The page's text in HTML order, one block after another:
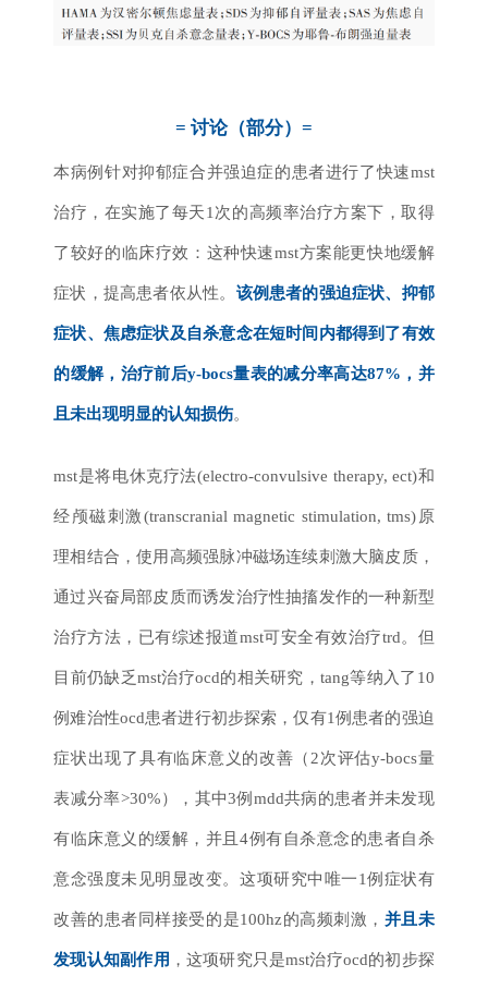
= 讨论（部分）=
本病例针对抑郁症合并强迫症的患者进行了快速mst
治疗，在实施了每天1次的高频率治疗方案下，取得
了较好的临床疗效：这种快速mst方案能更快地缓解
症状，提高患者依从性。 该例患者的强迫症状、抑郁
症状、焦虑症状及自杀意念在短时间内都得到了有效
的缓解，治疗前后y-bocs量表的减分率高达87%，并
且未出现明显的认知损伤。
mst是将电休克疗法(electro-convulsive therapy, ect)和
经颅磁刺激(transcranial magnetic stimulation, tms) 原
理相结合，使用高频强脉冲磁场连续刺激大脑皮质，
通过兴奋局部皮质而诱发治疗性抽搐发作的一种新型
治疗方法，已有综述报道mst可安全有效治疗trd。但
目前仍缺乏mst治疗ocd的相关研究，tang等纳入了10
例难治性ocd患者进行初步探索，仅有1例患者的强迫
症状出现了具有临床意义的改善（2次评估y-bocs量
表减分率>30%），其中3例mdd共病的患者并未发现
有临床意义的缓解，并且4例有自杀意念的患者自杀
意念强度未见明显改变。这项研究中唯一1例症状有
改善的患者同样接受的是100hz的高频刺激， 并且未
发现认知副作用 ，这项研究只是mst治疗ocd的初步探